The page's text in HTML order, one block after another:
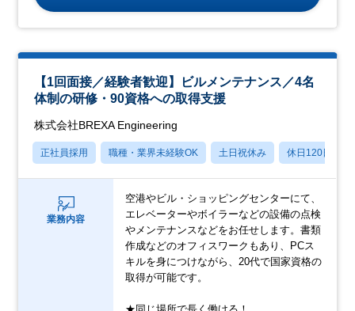
【1回面接／経験者歓迎】ビルメンテナンス／4名
体制の研修・90資格への取得支援
株式会社BREXA Engineering
正社員採用 職種・業界未経験OK 土日祝休み 休日120日以上
業務内容
空港やビル・ショッピングセンターにて、
エレベーターやボイラーなどの設備の点検
やメンテナンスなどをお任せします。書類
作成などのオフィスワークもあり、PCス
キルを身につけながら、20代で国家資格の
取得が可能です。